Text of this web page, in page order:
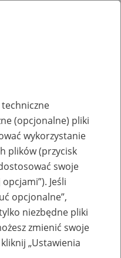
nie została znaleziona.
404
(opcjonalne) pliki
wykorzystanie
plików (przycisk
swoje
Jeśli
opcjonalne”,
niezbędne pliki
zmienić swoje
„Ustawienia